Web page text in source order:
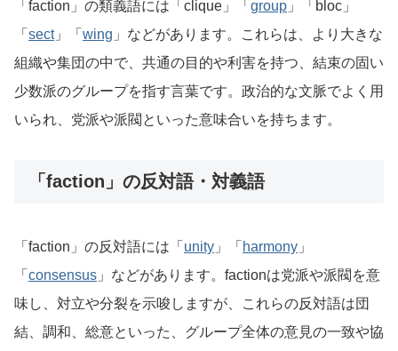
「faction」の類義語には「clique」「 group 」「bloc」
「 sect」「 wing 」などがあります。これらは、より大きな
組織や集団の中で、共通の目的や利害を持つ、結束の固い
少数派のグループを指す言葉です。政治的な文脈でよく用
いられ、党派や派閥といった意味合いを持ちます。
「faction」の反対語・対義語
「faction」の反対語には「 unity 」「 harmony 」
「 consensus 」などがあります。factionは党派や派閥を意
味し、対立や分裂を示唆しますが、これらの反対語は団
結、調和、総意といった、グループ全体の意見の一致や協